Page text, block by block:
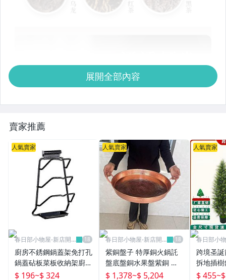
展開全部內容
賣家推薦
人氣賣家
春日部小物屋-新店開
廚房不銹鋼鍋蓋架免打孔
鍋蓋砧板菜板收納架廚房
調料用品墻壁掛架 居家
$ 196~$ 324
人氣賣家
春日部小物屋-新店開
紫銅盤子 特厚銅火鍋託
盤底盤銅水果盤紫銅 銅
烤盤 雙耳烤盤銅盤~特價
$ 1,378~$ 5,204
人氣賣家
春日部小
跨境圣
拆地插
室內酒
$ 455~